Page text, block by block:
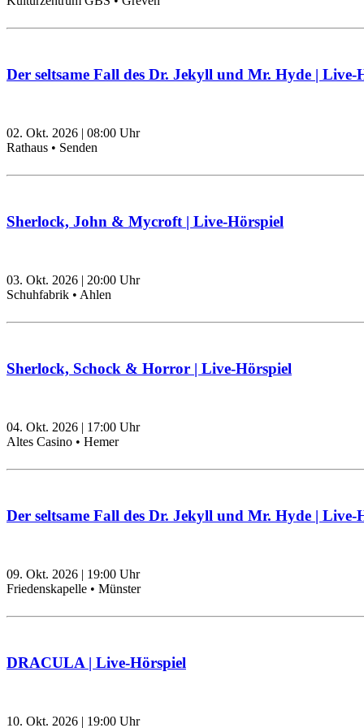
Der seltsame Fall des Dr. Jekyll und Mr. Hyde | Live-
02. Okt. 2026 | 08:00 Uhr
Rathaus • Senden
Sherlock, John & Mycroft | Live-Hörspiel
03. Okt. 2026 | 20:00 Uhr
Schuhfabrik • Ahlen
Sherlock, Schock & Horror | Live-Hörspiel
04. Okt. 2026 | 17:00 Uhr
Altes Casino • Hemer
Der seltsame Fall des Dr. Jekyll und Mr. Hyde | Live-
09. Okt. 2026 | 19:00 Uhr
Friedenskapelle • Münster
DRACULA | Live-Hörspiel
10. Okt. 2026 | 19:00 Uhr